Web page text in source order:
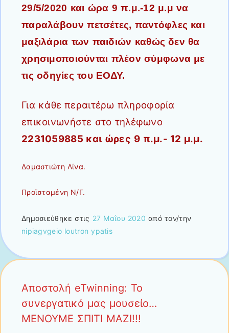
29/5/2020 και ώρα 9 π.μ.-12 μ.μ να
παραλάβουν πετσέτες, παντόφλες και
μαξιλάρια των παιδιών καθώς δεν θα
χρησιμοποιούνται πλέον σύμφωνα με
τις οδηγίες του ΕΟΔΥ.
Για κάθε περαιτέρω πληροφορία
επικοινωνήστε στο τηλέφωνο
2231059885 και ώρες 9 π.μ.- 12 μ.μ.
Δαμαστιώτη Λίνα.
Προϊσταμένη Ν/Γ.
Δημοσιεύθηκε στις 27 Μαΐου 2020 από τον/την
nipiagvgeio loutron ypatis
Αποστολή eTwinning: Το
συνεργατικό μας μουσείο…
ΜΕΝΟΥΜΕ ΣΠΙΤΙ ΜΑΖΙ!!!